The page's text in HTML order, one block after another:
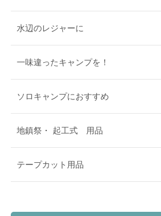
水辺のレジャーに
一味違ったキャンプを！
ソロキャンプにおすすめ
地鎮祭・ 起工式 用品
テープカット用品